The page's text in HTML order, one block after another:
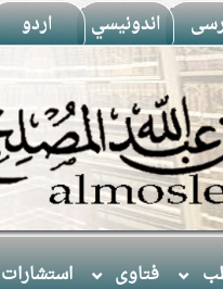
اندونيسي اردو
فتاوى استشارات